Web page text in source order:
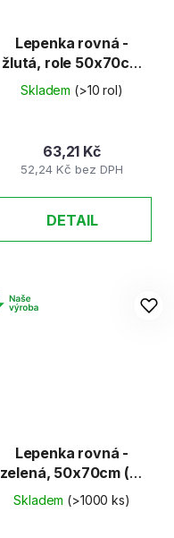
Lepenka rovná -
žlutá, role 50x70cm
(E-Welle)
Skladem (>10 rol)
52,24 Kč bez DPH
63,21 Kč
DETAIL
Lepenka rovná -
zelená, 50x70cm (E-
Welle)
Skladem (>1000 ks)